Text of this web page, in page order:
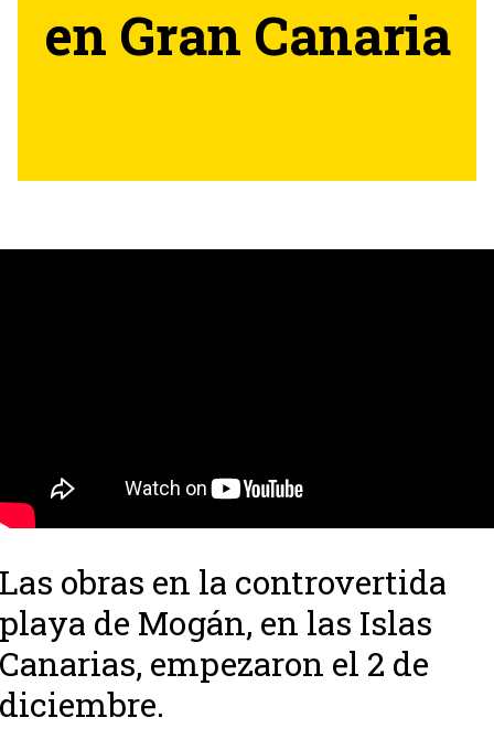
en Gran Canaria
Las obras en la controvertida
playa de Mogán, en las Islas
Canarias, empezaron el 2 de
diciembre.